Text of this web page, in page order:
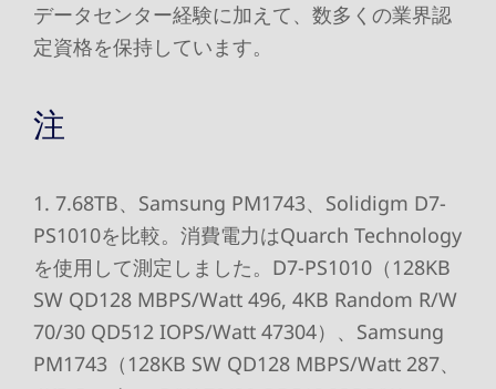
データセンター経験に加えて、数多くの業界認
定資格を保持しています。
注
1. 7.68TB、Samsung PM1743、Solidigm D7-
PS1010を比較。消費電力はQuarch Technology
を使用して測定しました。D7-PS1010（128KB
SW QD128 MBPS/Watt 496, 4KB Random R/W
70/30 QD512 IOPS/Watt 47304）、Samsung
PM1743（128KB SW QD128 MBPS/Watt 287、